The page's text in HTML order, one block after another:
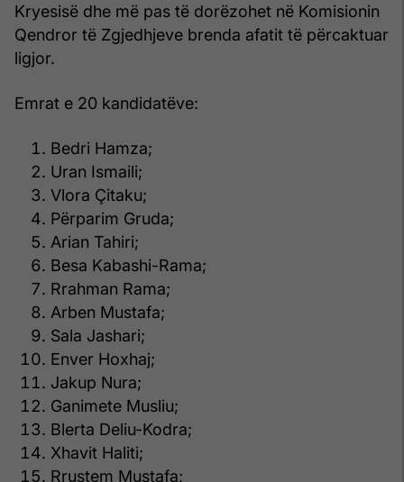
Kryesisë dhe më pas të dorëzohet në Komisionin
Qendror të Zgjedhjeve brenda afatit të përcaktuar
ligjor.
Emrat e 20 kandidatëve:
Bedri Hamza;
Uran Ismaili;
Vlora Çitaku;
Përparim Gruda;
Arian Tahiri;
Besa Kabashi-Rama;
Rrahman Rama;
Arben Mustafa;
Sala Jashari;
Enver Hoxhaj;
Jakup Nura;
Ganimete Musliu;
Blerta Deliu-Kodra;
Xhavit Haliti;
Rrustem Mustafa;